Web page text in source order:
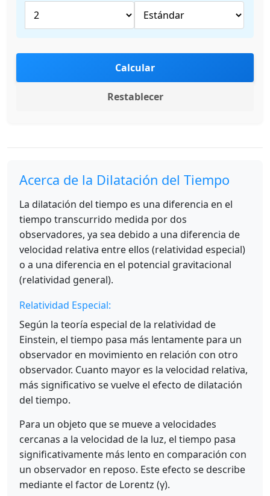
Calcular
Restablecer
Acerca de la Dilatación del Tiempo
La dilatación del tiempo es una diferencia en el
tiempo transcurrido medida por dos
observadores, ya sea debido a una diferencia de
velocidad relativa entre ellos (relatividad especial)
o a una diferencia en el potencial gravitacional
(relatividad general).
Relatividad Especial:
Según la teoría especial de la relatividad de
Einstein, el tiempo pasa más lentamente para un
observador en movimiento en relación con otro
observador. Cuanto mayor es la velocidad relativa,
más significativo se vuelve el efecto de dilatación
del tiempo.
Para un objeto que se mueve a velocidades
cercanas a la velocidad de la luz, el tiempo pasa
significativamente más lento en comparación con
un observador en reposo. Este efecto se describe
mediante el factor de Lorentz (γ).